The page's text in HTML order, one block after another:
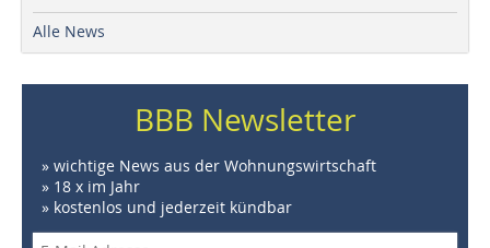
Alle News
BBB Newsletter
» wichtige News aus der Wohnungswirtschaft
» 18 x im Jahr
» kostenlos und jederzeit kündbar